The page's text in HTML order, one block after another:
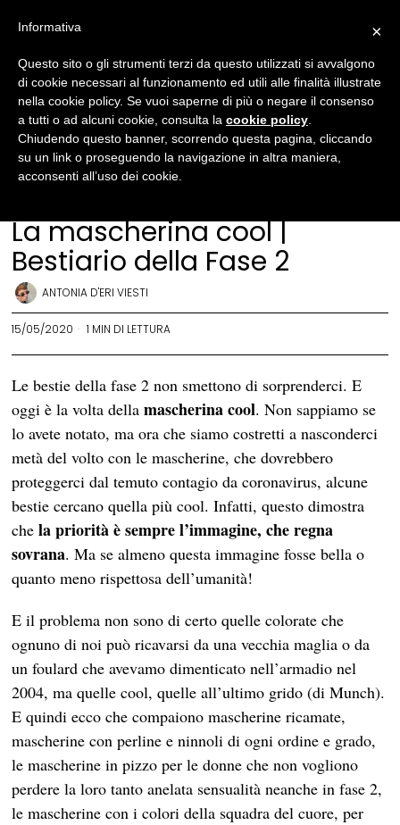
La mascherina cool |
Bestiario della Fase 2
ANTONIA D'ERI VIESTI
15/05/2020 1 MIN DI LETTURA
Le bestie della fase 2 non smettono di sorprenderci. E
oggi è la volta dellamascherina cool. Non sappiamo se
lo avete notato, ma ora che siamo costretti a nasconderci
metà del volto con le mascherine, che dovrebbero
proteggerci dal temuto contagio da coronavirus, alcune
bestie cercano quella più cool. Infatti, questo dimostra
chela priorità è sempre l’immagine, che regna
sovrana. Ma se almeno questa immagine fosse bella o
quanto meno rispettosa dell’umanità!
E il problema non sono di certo quelle colorate che
ognuno di noi può ricavarsi da una vecchia maglia o da
un foulard che avevamo dimenticato nell’armadio nel
2004, ma quelle cool, quelle all’ultimo grido (di Munch).
E quindi ecco che compaiono mascherine ricamate,
mascherine con perline e ninnoli di ogni ordine e grado,
le mascherine in pizzo per le donne che non vogliono
perdere la loro tanto anelata sensualità neanche in fase 2,
le mascherine con i colori della squadra del cuore, per
×
Informativa
Questo sito o gli strumenti terzi da questo utilizzati si avvalgono
di cookie necessari al funzionamento ed utili alle finalità illustrate
nella cookie policy. Se vuoi saperne di più o negare il consenso
a tutti o ad alcuni cookie, consulta la cookie policy
Chiudendo questo banner, scorrendo questa pagina, cliccando
su un link o proseguendo la navigazione in altra maniera,
acconsenti all’uso dei cookie.